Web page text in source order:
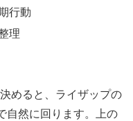
行動
理
めると、ライザップの
自然に回ります。上の